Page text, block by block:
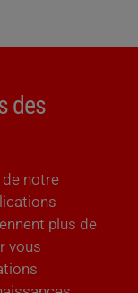
des
de notre
plus de
vous